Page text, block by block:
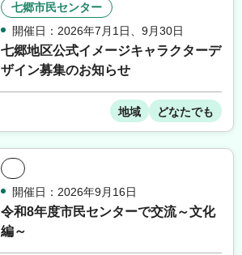
七郷市民センター
開催日：2026年7月1日
9月30日
七郷地区公式イメージキャラクターデ
ザイン募集のお知らせ
地域 どなたでも
開催日：2026年9月16日
令和8年度市民センターで交流～文化
編～